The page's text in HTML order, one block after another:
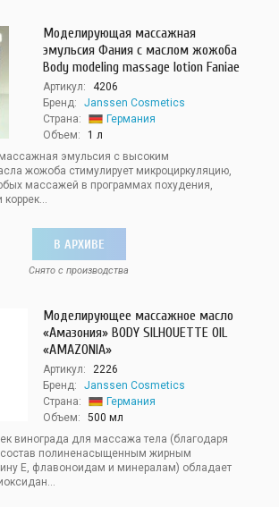
Моделирующая массажная
эмульсия Фания с маслом жожоба
Body modeling massage lotion Faniae
Артикул:
4206
Бренд:
Janssen Cosmetics
Страна:
Германия
Объем:
1 л
эмульсия с высоким
жожоба стимулирует микроциркуляцию,
массажей в программах похудения,
В АРХИВЕ
Снято с производства
Моделирующее массажное масло
«Амазония» BODY SILHOUETTE OIL
«AMAZONIA»
Артикул:
2226
Бренд:
Janssen Cosmetics
Страна:
Германия
Объем:
500 мл
винограда для массажа тела (благодаря
полиненасыщенным жирным
Е, флавоноидам и минералам) обладает